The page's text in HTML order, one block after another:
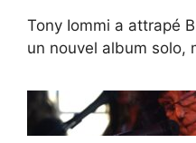
Tony Iommi a attrapé
un nouvel album solo,